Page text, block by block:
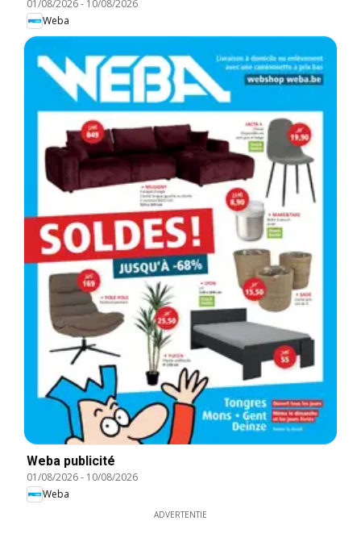
01/08/2026- 10/08/2026
Weba
Weba publicité
01/08/2026- 10/08/2026
Weba
ADVERTENTIE